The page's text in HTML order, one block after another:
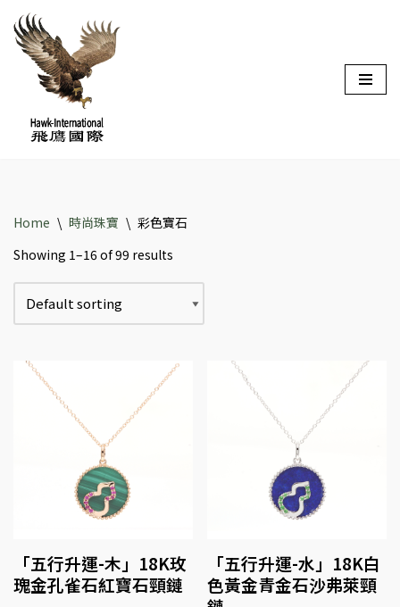
Skip
content
Home \ 時尚珠寶 \ 彩色寶石
Showing 1–16 of 99 results
「五行升運-木」18K玫
瑰金孔雀石紅寶石頸鏈
「五行升運-水」18K白
色黃金青金石沙弗萊頸